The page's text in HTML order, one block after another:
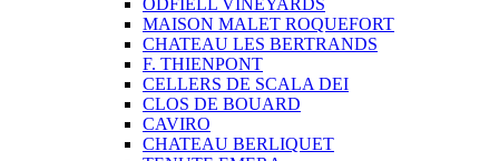
ODFIELL VINEYARDS
MAISON MALET ROQUEFORT
CHATEAU LES BERTRANDS
F. THIENPONT
CELLERS DE SCALA DEI
CLOS DE BOUARD
CAVIRO
CHATEAU BERLIQUET